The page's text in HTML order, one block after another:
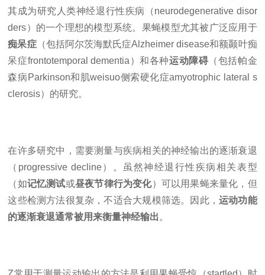
其成为研究人类神经退行性疾病（neurodegenerative disor
ders）的一个理想的模型系统。果蝇模型尤其被广泛应用于
痴呆症（包括阿尔茨海默氏症Alzheimer disease和额颞叶痴
呆症frontotemporal dementia）和各种运动障碍 （包括帕金
森病 Parkinson和肌weisuo侧索硬化症amyotrophic lateral s
clerosis）的研究。
在许多研究中，需要测量与疾病相关的神经输出的逐渐衰退
（ progressive decline）。虽然神经退行性疾病相关表型
（如记忆测试或昼夜节律行为变化）可以用果蝇来量化，但
这些检测方法很复杂，不适合大规模筛选。因此， 运动功能
的逐渐衰退通常被用来衡量神经输出 。